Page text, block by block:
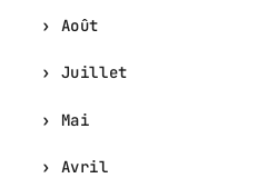
Août
Juillet
Mai
Avril